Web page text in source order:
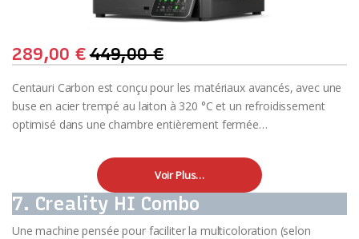
289,00€449,00€
Centauri Carbon est conçu pour les matériaux avancés, avec une
buse en acier trempé au laiton à 320 °C et un refroidissement
optimisé dans une chambre entièrement fermée…
Voir Plus…
7. Creality HI Combo
Une machine pensée pour faciliter la multicoloration (selon